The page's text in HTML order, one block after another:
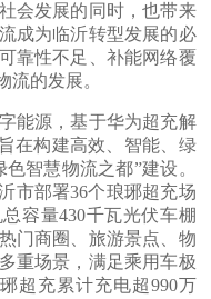
会发展的同时，也带来
成为临沂转型发展的必
靠性不足、补能网络覆
流的发展。
能源，基于华为超充解
在构建高效、智能、绿
智慧物流之都”建设。
市部署36个琅琊超充场
容量430千瓦光伏车棚
门商圈、旅游景点、物
重场景，满足乘用车极
超充累计充电超990万